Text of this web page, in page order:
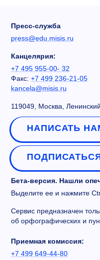
Пресс-служба
press@edu.misis.ru
Канцелярия:
+7 495 955-00- 32
Факс: +7 499 236-21-05
kancela@misis.ru
119049, Москва,
НАПИСАТЬ
Бета-версия. Нашли
Выделите ее и нажмите
Сервис предназначен
об орфографических и
Приемная комиссия:
+7 499 649-44-80